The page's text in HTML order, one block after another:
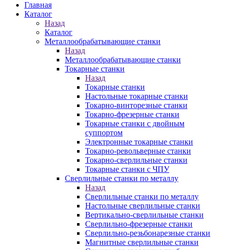
Главная
Каталог
Назад
Каталог
Металлообрабатывающие станки
Назад
Металлообрабатывающие станки
Токарные станки
Назад
Токарные станки
Настольные токарные станки
Токарно-винторезные станки
Токарно-фрезерные станки
Токарные станки с двойным
суппортом
Электронные токарные станки
Токарно-револьверные станки
Токарно-сверлильные станки
Токарные станки с ЧПУ
Сверлильные станки по металлу
Назад
Сверлильные станки по металлу
Настольные сверлильные станки
Вертикально-сверлильные станки
Сверлильно-фрезерные станки
Сверлильно-резьбонарезные станки
Магнитные сверлильные станки